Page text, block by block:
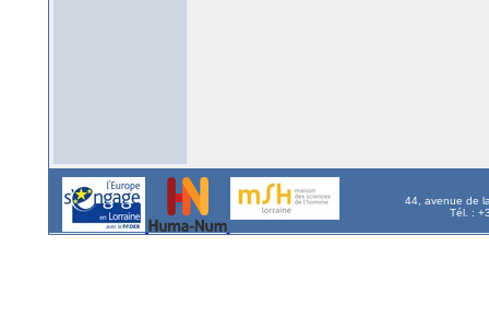
44, avenue de
Tél. :